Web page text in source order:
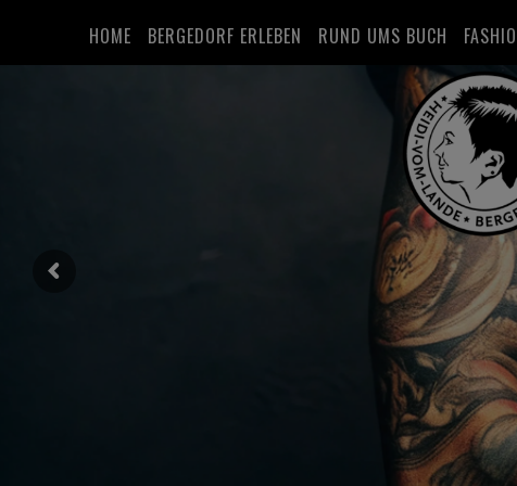
HOME BERGEDORF ERLEBEN RUND UMS BUCH